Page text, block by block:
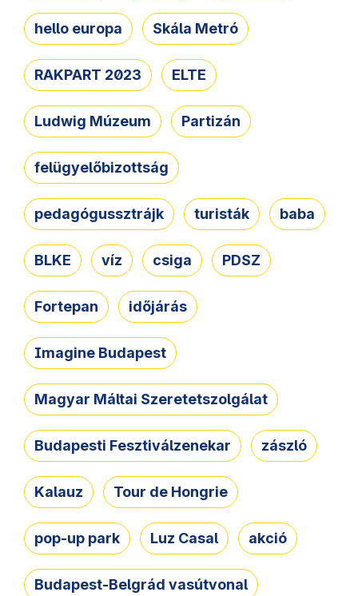
hello europa Skála Metró
RAKPART 2023 ELTE
Ludwig Múzeum Partizán
felügyelőbizottság
pedagógussztrájk turisták baba
BLKE víz csiga PDSZ
Fortepan időjárás
Imagine Budapest
Magyar Máltai Szeretetszolgálat
Budapesti Fesztiválzenekar zászló
Kalauz Tour de Hongrie
pop-up park Luz Casal akció
Budapest-Belgrád vasútvonal